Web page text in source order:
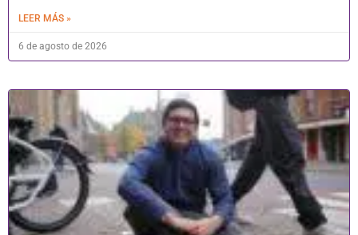
LEER MÁS »
6 de agosto de 2026